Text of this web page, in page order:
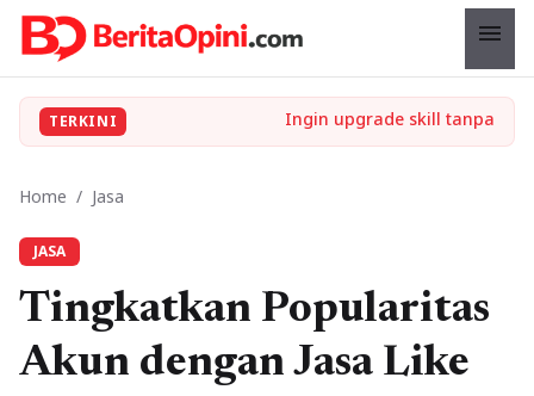
menu
TERKINI
Home / Jasa
JASA
Tingkatkan Popularitas
Akun dengan Jasa Like